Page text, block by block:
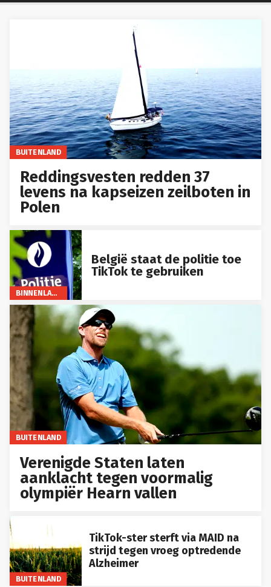
BUITENLAND
Reddingsvesten redden 37
levens na kapseizen zeilboten in
Polen
BINNENLAND
België staat de politie toe
TikTok te gebruiken
BUITENLAND
Verenigde Staten laten
aanklacht tegen voormalig
olympiër Hearn vallen
BUITENLAND
TikTok-ster sterft via MAID na
strijd tegen vroeg optredende
Alzheimer